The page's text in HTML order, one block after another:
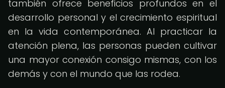
también ofrece beneficios profundos en el
desarrollo personal y el crecimiento espiritual
en la vida contemporánea. Al practicar la
atención plena, las personas pueden cultivar
una mayor conexión consigo mismas, con los
demás y con el mundo que las rodea.